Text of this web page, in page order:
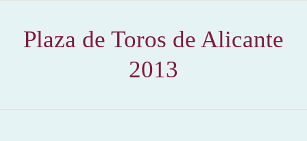
Plaza de Toros de Alicante
2013